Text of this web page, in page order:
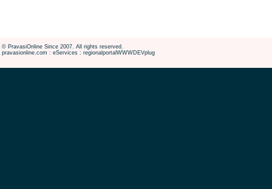
© PravasiOnline Since 2007. All rights reserved.
pravasionline.com : eServices : regionalportalWWWDEVplug